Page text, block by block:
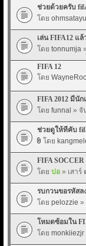
ช่วยด้วยครับ
โดย ohmsatayu
เล่น FIFA12 แ
โดย tonnumja
FIFA 12
โดย
FIFA 2012 มีนั
โดย funnal » จั
ช่วยดูให้ทีคับ
โดย
FIFA
โดย ปอ » เสาร์
รบกวนขอรหัสล
โดย pelozzie »
โหมดซ้อมใน
โดย monkiiezjr